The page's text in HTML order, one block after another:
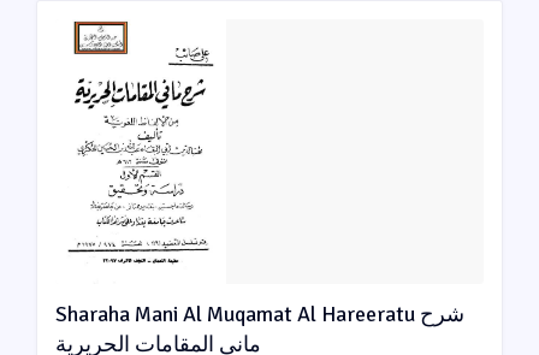
Sharaha Mani Al Muqamat Al Hareeratu شرح
مانی المقامات الحریریة